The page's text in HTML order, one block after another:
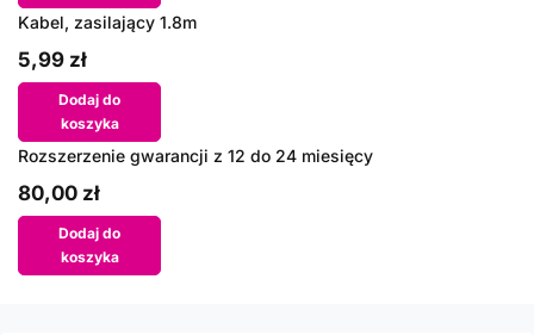
Kabel, zasilający 1.8m
5,99 zł
Dodaj do
koszyka
Rozszerzenie gwarancji z 12 do 24 miesięcy
80,00 zł
Dodaj do
koszyka